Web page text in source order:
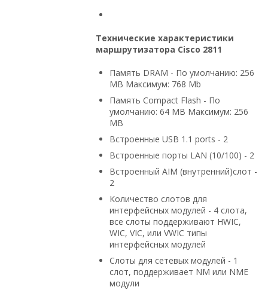
Технические характеристики
маршрутизатора Cisco 2811
Память DRAM - По умолчанию: 256
MB Максимум: 768 Mb
Память Compact Flash - По
умолчанию: 64 MB Максимум: 256
MB
Встроенные USB 1.1 ports - 2
Встроенные порты LAN (10/100) - 2
Встроенный AIM (внутренний)слот -
2
Количество слотов для
интерфейсных модулей - 4 слота,
все слоты поддерживают HWIC,
WIC, VIC, или VWIC типы
интерфейсных модулей
Слоты для сетевых модулей - 1
слот, поддерживает NM или NME
модули